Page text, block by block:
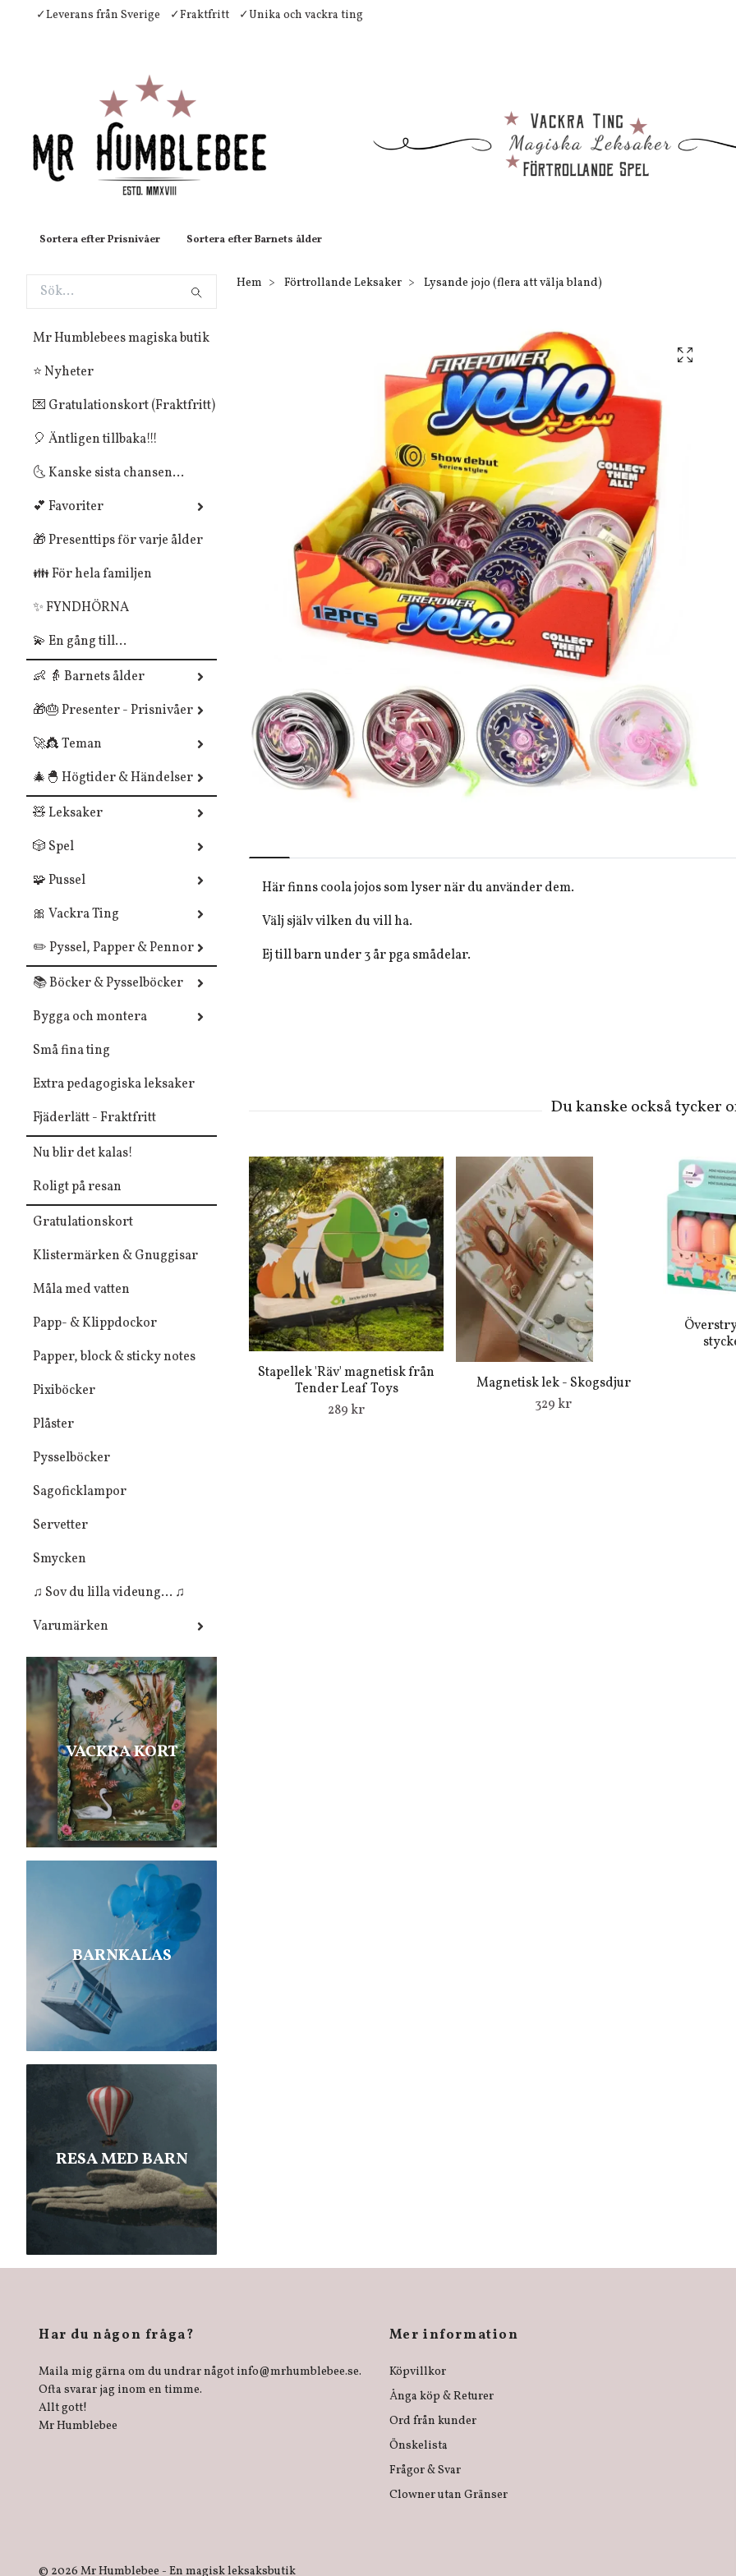
✓Leverans från Sverige ✓Fraktfritt ✓Unika och vackra ting
Sortera efter Prisnivåer Sortera efter Barnets ålder
Mr Humblebees magiska butik
⭐ Nyheter
💌 Gratulationskort (Fraktfritt)
🎈 Äntligen tillbaka!!!
🌜 Kanske sista chansen...
💕 Favoriter
🎁 Presenttips för varje ålder
👪 För hela familjen
✨ FYNDHÖRNA
💫 En gång till...
👶 👵 Barnets ålder
🎁🎂 Presenter - Prisnivåer
🚀👸 Teman
🎄🐣 Högtider & Händelser
🧸 Leksaker
🎲 Spel
🧩 Pussel
🎀 Vackra Ting
✏️ Pyssel, Papper & Pennor
📚 Böcker & Pysselböcker
Bygga och montera
Små fina ting
Extra pedagogiska leksaker
Fjäderlätt - Fraktfritt
Nu blir det kalas!
Roligt på resan
Gratulationskort
Klistermärken & Gnuggisar
Måla med vatten
Papp- & Klippdockor
Papper, block & sticky notes
Pixiböcker
Plåster
Pysselböcker
Sagoficklampor
Servetter
Smycken
♫ Sov du lilla videung... ♫
Varumärken
VACKRA KORT
BARNKALAS
RESA MED BARN
Hem Förtrollande Leksaker Lysande jojo (flera att välja bland)
Här finns coola jojos som lyser när du använder dem.
Välj själv vilken du vill ha.
Ej till barn under 3 år pga smådelar.
Stapellek 'Räv' magnetisk från
Tender Leaf Toys
289 kr
Magnetisk lek - Skogsdjur
329 kr
Har du någon fråga?
Maila mig gärna om du undrar något info@mrhumblebee.se.
Ofta svarar jag inom en timme.
Allt gott!
Mr Humblebee
Mer information
Köpvillkor
Ånga köp & Returer
Ord från kunder
Önskelista
Frågor & Svar
Clowner utan Gränser
© 2026 Mr Humblebee - En magisk leksaksbutik